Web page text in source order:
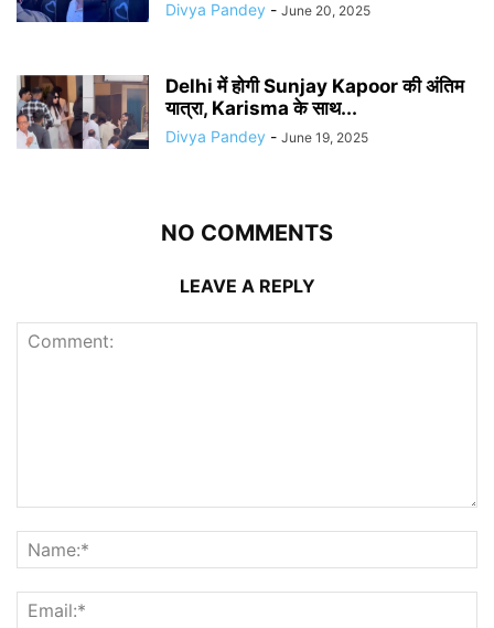
Divya Pandey - June 20, 2025
Delhi में होगी Sunjay Kapoor की अंतिम
यात्रा, Karisma के साथ...
Divya Pandey - June 19, 2025
NO COMMENTS
LEAVE A REPLY